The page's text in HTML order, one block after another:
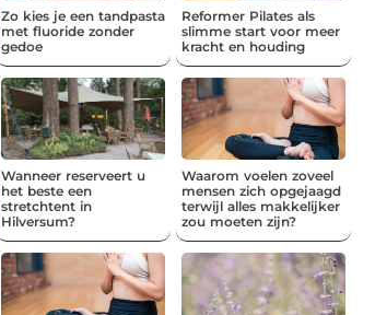
Zo kies je een tandpasta
met fluoride zonder
gedoe
Reformer Pilates als
slimme start voor meer
kracht en houding
Wanneer reserveert u
het beste een
stretchtent in
Hilversum?
Waarom voelen zoveel
mensen zich opgejaagd
terwijl alles makkelijker
zou moeten zijn?